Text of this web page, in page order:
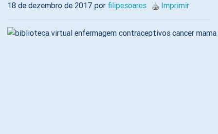
18 de dezembro de 2017 por filipesoares Imprimir